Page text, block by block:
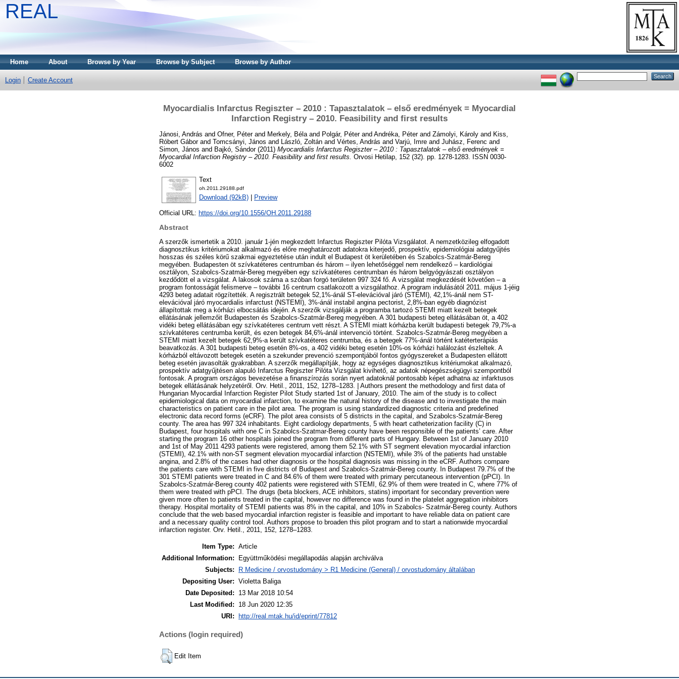
REAL
Home About Browse by Year Browse by Subject Browse by Author
Login Create Account
Myocardialis Infarctus Regiszter – 2010 : Tapasztalatok – első eredmények = Myocardial
Infarction Registry – 2010. Feasibility and first results
Jánosi, András and Ofner, Péterand Merkely, Béla and Polgár, Péterand Andréka, Péterand Zámolyi, Károly and Kiss,
Róbert Gáborand Tomcsányi, János and László, Zoltán and Vértes, András and Varjú, Imre and Juhász, Ferenc and
Simon, János and Bajkó, Sándor(2011) Myocardialis Infarctus Regiszter – 2010 : Tapasztalatok – első eredmények =
Myocardial Infarction Registry – 2010. Feasibility and first results. Orvosi Hetilap, 152 (32). pp. 1278-1283. ISSN 0030-
6002
Text
oh.2011.29188.pdf
Download (92kB) Preview
Official URL: https://doi.org/10.1556/OH.2011.29188
Abstract
A szerzők ismertetik a 2010. január 1-jén megkezdett Infarctus Regiszter Pilóta Vizsgálatot. A nemzetközileg elfogadott
diagnosztikus kritériumokat alkalmazó és előre meghatározott adatokra kiterjedő, prospektív, epidemiológiai adatgyűjtés
hosszas és széles körű szakmai egyeztetése után indult el Budapest öt kerületében és Szabolcs-Szatmár-Bereg
megyében. Budapesten öt szívkatéteres centrumban és három – ilyen lehetőséggel nem rendelkező – kardiológiai
osztályon, Szabolcs-Szatmár-Bereg megyében egy szívkatéteres centrumban és három belgyógyászati osztályon
kezdődött el a vizsgálat. A lakosok száma a szóban forgó területen 997 324 fő. A vizsgálat megkezdését követően – a
program fontosságát felismerve – további 16 centrum csatlakozott a vizsgálathoz. A program indulásától 2011. május 1-jéig
4293 beteg adatait rögzítették. A regisztrált betegek 52,1%-ánál ST-elevációval járó (STEMI), 42,1%-ánál nem ST-
elevációval járó myocardialis infarctust (NSTEMI), 3%-ánál instabil angina pectorist, 2,8%-ban egyéb diagnózist
állapítottak meg a kórházi elbocsátás idején. A szerzők vizsgálják a programba tartozó STEMI miatt kezelt betegek
ellátásának jellemzőit Budapesten és Szabolcs-Szatmár-Bereg megyében. A 301 budapesti beteg ellátásában öt, a 402
vidéki beteg ellátásában egy szívkatéteres centrum vett részt. A STEMI miatt kórházba került budapesti betegek 79,7%-a
szívkatéteres centrumba került, és ezen betegek 84,6%-ánál intervenció történt. Szabolcs-Szatmár-Bereg megyében a
STEMI miatt kezelt betegek 62,9%-a került szívkatéteres centrumba, és a betegek 77%-ánál történt katéterterápiás
beavatkozás. A 301 budapesti beteg esetén 8%-os, a 402 vidéki beteg esetén 10%-os kórházi halálozást észleltek. A
kórházból eltávozott betegek esetén a szekunder prevenció szempontjából fontos gyógyszereket a Budapesten ellátott
beteg esetén javasolták gyakrabban. A szerzők megállapítják, hogy az egységes diagnosztikus kritériumokat alkalmazó,
prospektív adatgyűjtésen alapuló Infarctus Regiszter Pilóta Vizsgálat kivihető, az adatok népegészségügyi szempontból
fontosak. A program országos bevezetése a finanszírozás során nyert adatoknál pontosabb képet adhatna az infarktusos
betegek ellátásának helyzetéről. Orv. Hetil., 2011, 152, 1278–1283. | Authors present the methodology and first data of
Hungarian Myocardial Infarction Register Pilot Study started 1st of January, 2010. The aim of the study is to collect
epidemiological data on myocardial infarction, to examine the natural history of the disease and to investigate the main
characteristics on patient care in the pilot area. The program is using standardized diagnostic criteria and predefined
electronic data record forms (eCRF). The pilot area consists of 5 districts in the capital, and Szabolcs-Szatmár-Bereg
county. The area has 997 324 inhabitants. Eight cardiology departments, 5 with heart catheterization facility (C) in
Budapest, four hospitals with one C in Szabolcs-Szatmar-Bereg county have been responsible of the patients’ care. After
starting the program 16 other hospitals joined the program from different parts of Hungary. Between 1st of January 2010
and 1st of May 2011 4293 patients were registered, among them 52.1% with ST segment elevation myocardial infarction
(STEMI), 42.1% with non-ST segment elevation myocardial infarction (NSTEMI), while 3% of the patients had unstable
angina, and 2.8% of the cases had other diagnosis or the hospital diagnosis was missing in the eCRF. Authors compare
the patients care with STEMI in five districts of Budapest and Szabolcs-Szatmár-Bereg county. In Budapest 79.7% of the
301 STEMI patients were treated in C and 84.6% of them were treated with primary percutaneous intervention (pPCI). In
Szabolcs-Szatmár-Bereg county 402 patients were registered with STEMI, 62.9% of them were treated in C, where 77% of
them were treated with pPCI. The drugs (beta blockers, ACE inhibitors, statins) important for secondary prevention were
given more often to patients treated in the capital, however no difference was found in the platelet aggregation inhibitors
therapy. Hospital mortality of STEMI patients was 8% in the capital, and 10% in Szabolcs- Szatmár-Bereg county. Authors
conclude that the web based myocardial infarction register is feasible and important to have reliable data on patient care
and a necessary quality control tool. Authors propose to broaden this pilot program and to start a nationwide myocardial
infarction register. Orv. Hetil., 2011, 152, 1278–1283.
Item Type: Article
Additional Information:
Együttműködési megállapodás alapján archiválva
Subjects:
R Medicine / orvostudomány > R1 Medicine (General) / orvostudomány általában
Depositing User: Violetta Baliga
Date Deposited:
13 Mar 2018 10:54
Last Modified:
18 Jun 2020 12:35
URI:
http://real.mtak.hu/id/eprint/77812
Actions (login required)
Edit Item